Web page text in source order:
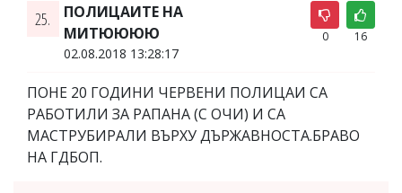
25.
ПОЛИЦАИТЕ НА
МИТЮЮЮЮ
02.08.2018 13:28:17
0 16
ПОНЕ 20 ГОДИНИ ЧЕРВЕНИ ПОЛИЦАИ СА
РАБОТИЛИ ЗА РАПАНА (С ОЧИ) И СА
МАСТРУБИРАЛИ ВЪРХУ ДЪРЖАВНОСТА.БРАВО
НА ГДБОП.